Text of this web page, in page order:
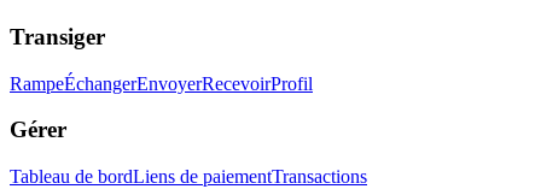
Transiger
RampeÉchangerEnvoyerRecevoirProfil
Gérer
Tableau de bordLiens de paiementTransactions